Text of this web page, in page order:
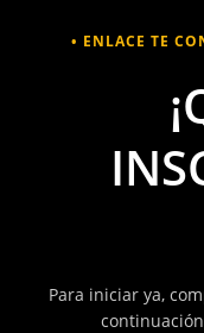
• ENLACE TE
Para iniciar ya,